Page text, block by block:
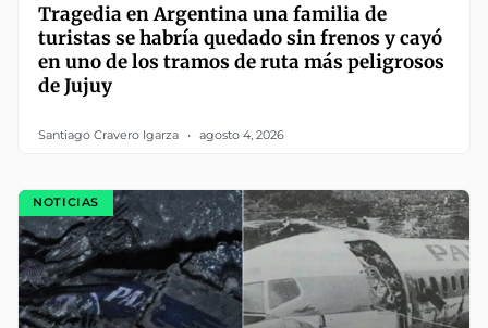
Tragedia en Argentina una familia de
turistas se habría quedado sin frenos y cayó
en uno de los tramos de ruta más peligrosos
de Jujuy
Santiago Cravero Igarza agosto 4, 2026
NOTICIAS